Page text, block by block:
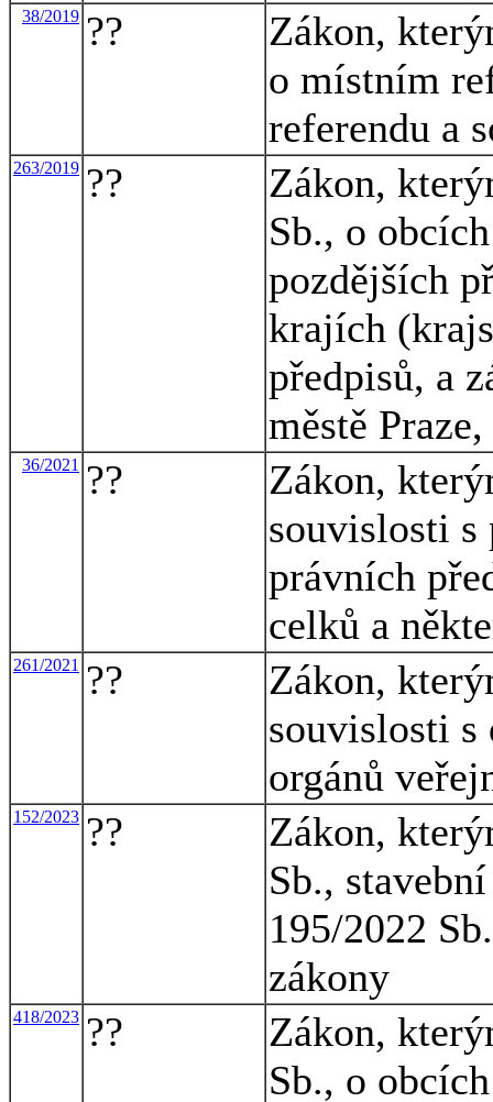
38/2019 ??
Zákon,
o místním
referendu a
263/2019 ??
Zákon,
Sb., o
pozdějších
krajích
předpisů, a
městě
36/2021 ??
Zákon,
souvislosti s
právních
celků a
261/2021 ??
Zákon,
souvislosti s
orgánů
152/2023 ??
Zákon,
Sb.,
195/2022
zákony
418/2023 ??
Zákon,
Sb., o